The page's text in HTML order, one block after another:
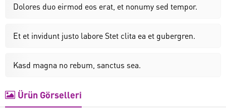
Dolores duo eirmod eos erat, et nonumy sed tempor.
Et et invidunt justo labore Stet clita ea et gubergren.
Kasd magna no rebum, sanctus sea.
Ürün Görselleri